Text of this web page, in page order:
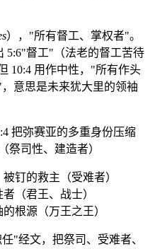
），"所有督工、掌权者"。
5:6"督工"（法老的督工苦待
10:4 用作中性，"所有作头
意思是未来犹大里的领袖
把弥赛亚的多重身份压缩
祭司性、建造者）
钉的救主（受难者）
（君王、战士）
根源（万王之王）
"经文，把祭司、受难者、